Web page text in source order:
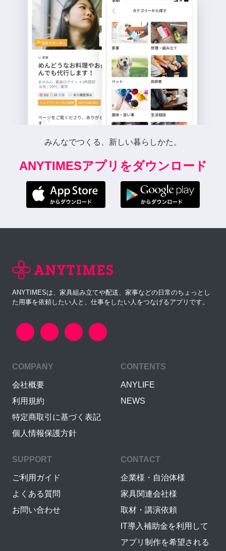
みんなでつくる、新しい暮らしかた。
ANYTIMESアプリをダウンロード
ANYTIMESは、家具組み立てや配送、家事などの日常のちょっとし
た用事を依頼したい人と、仕事をしたい人をつなげるアプリです。
COMPANY
会社概要
利用規約
特定商取引に基づく表記
個人情報保護方針
CONTENTS
ANYLIFE
NEWS
SUPPORT
ご利用ガイド
よくある質問
お問い合わせ
CONTACT
企業様・自治体様
家具関連会社様
取材・講演依頼
IT導入補助金を利用して
アプリ制作を希望される